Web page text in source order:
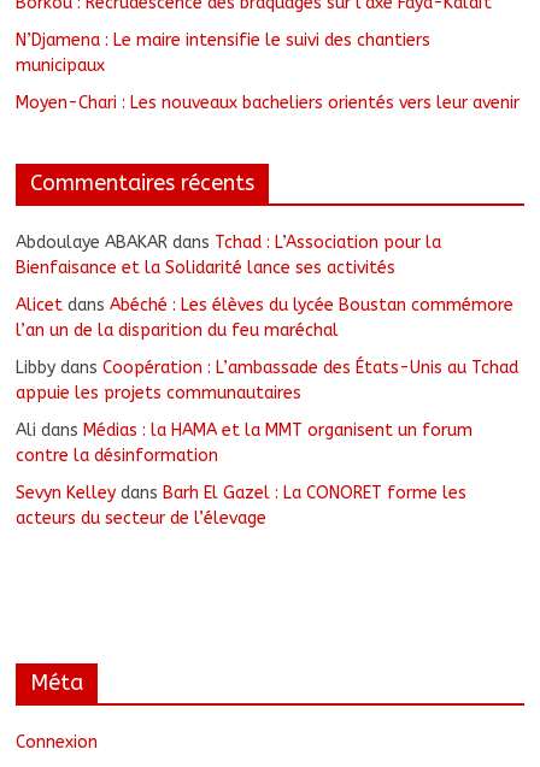
N’Djamena : Le maire intensifie le suivi des chantiers
municipaux
Moyen-Chari : Les nouveaux bacheliers orientés vers leur avenir
Commentaires récents
Abdoulaye ABAKAR dans Tchad : L’Association pour la
Bienfaisance et la Solidarité lance ses activités
Alicet dansAbéché : Les élèves du lycée Boustan commémore
l’an un de la disparition du feu maréchal
Libby dansCoopération : L’ambassade des États-Unis au Tchad
appuie les projets communautaires
Ali dans Médias : la HAMA et la MMT organisent un forum
contre la désinformation
Sevyn Kelley dans Barh El Gazel : La CONORET forme les
acteurs du secteur de l’élevage
Méta
Connexion